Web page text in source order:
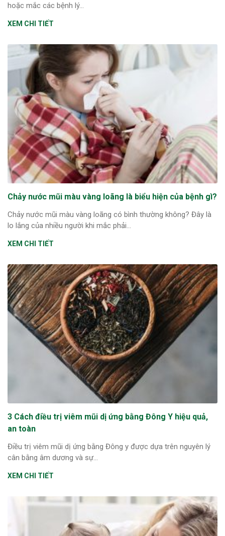
hoặc mắc các bệnh lý...
XEM CHI TIẾT
Chảy nước mũi màu vàng loãng là biểu hiện của bệnh gì?
Chảy nước mũi màu vàng loãng có bình thường không? Đây là
lo lắng của nhiều người khi mắc phải...
XEM CHI TIẾT
3 Cách điều trị viêm mũi dị ứng bằng Đông Y hiệu quả,
an toàn
Điều trị viêm mũi dị ứng bằng Đông y được dựa trên nguyên lý
cân bằng âm dương và sự...
XEM CHI TIẾT